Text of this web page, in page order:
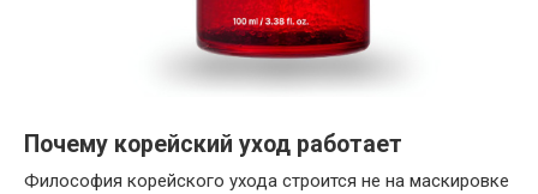
Почему корейский уход работает
Философия корейского ухода строится не на маскировке